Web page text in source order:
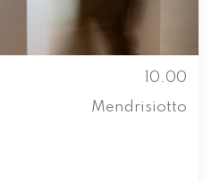
10.00
Mendrisiotto